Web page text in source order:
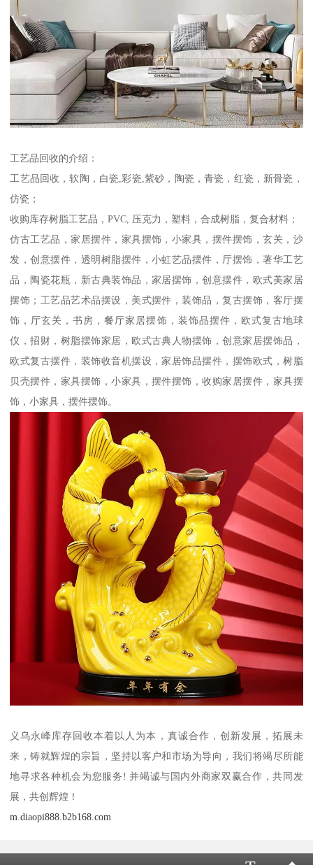
工艺品回收的介绍：
工艺品回收，软陶，白瓷,彩瓷,紫砂，陶瓷，青瓷，红瓷，新骨瓷，
仿瓷；
收购库存树脂工艺品，PVC, 压克力，塑料，合成树脂，复合材料；
仿古工艺品，家居摆件，家具摆饰，小家具，摆件摆饰，玄关，沙
发，创意摆件，透明树脂摆件，小虹艺品摆件，厅摆饰，著华工艺
品，陶瓷花瓶，新古典装饰品，家居摆饰，创意摆件，欧式美家居
摆饰；工艺品艺术品摆设，美式摆件，装饰品，复古摆饰，客厅摆
饰，厅玄关，书房，餐厅家居摆饰，装饰品摆件，欧式复古地球
仪，招财，树脂摆饰家居，欧式古典人物摆饰，创意家居摆饰品，
欧式复古摆件，装饰收音机摆设，家居饰品摆件，摆饰欧式，树脂
贝壳摆件，家具摆饰，小家具，摆件摆饰，收购家居摆件，家具摆
饰，小家具，摆件摆饰。
义乌永峰库存回收本着以人为本，真诚合作，创新发展，拓展未
来，铸就辉煌的宗旨，坚持以客户和市场为导向，我们将竭尽所能
地寻求各种机会为您服务! 并竭诚与国内外商家双赢合作，共同发
展，共创辉煌！
m.diaopi888.b2b168.com